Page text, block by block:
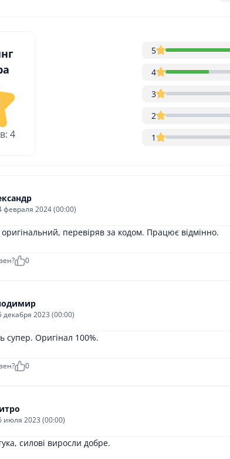
4
5
4
3
2
1
февраля 2024 (00:00)
перевіряв за кодом. Працює відмінно.
0
декабря 2023 (00:00)
супер. Оригінал 100%.
0
июля 2023 (00:00)
силові виросли добре.